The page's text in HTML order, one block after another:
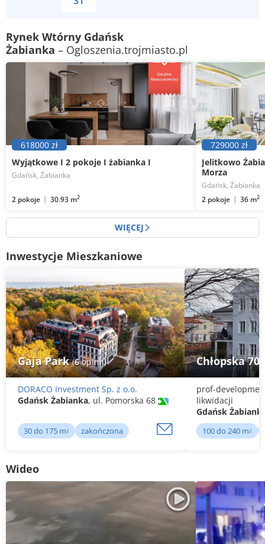
Rynek Wtórny Gdańsk
Żabianka – Ogloszenia.trojmiasto.pl
Wyjątkowe I 2 pokoje I żabianka I
618000 zł
Gdańsk, Żabianka
2 pokoje 30.93 m2
Jelitkowo
Morza
729000 zł
Gdańsk, Żabianka
2 pokoje
36 m2
WIĘCEJ
Inwestycje Mieszkaniowe
Gaja Park(6opinii)
DORACO Investment Sp. z o.o.
Gdańsk Żabianka, ul. Pomorska 68
30 do 175 m2 zakończona
Chłopska 70
prof-
likwidacji
Gdańsk
100 do 240 m2
Wideo